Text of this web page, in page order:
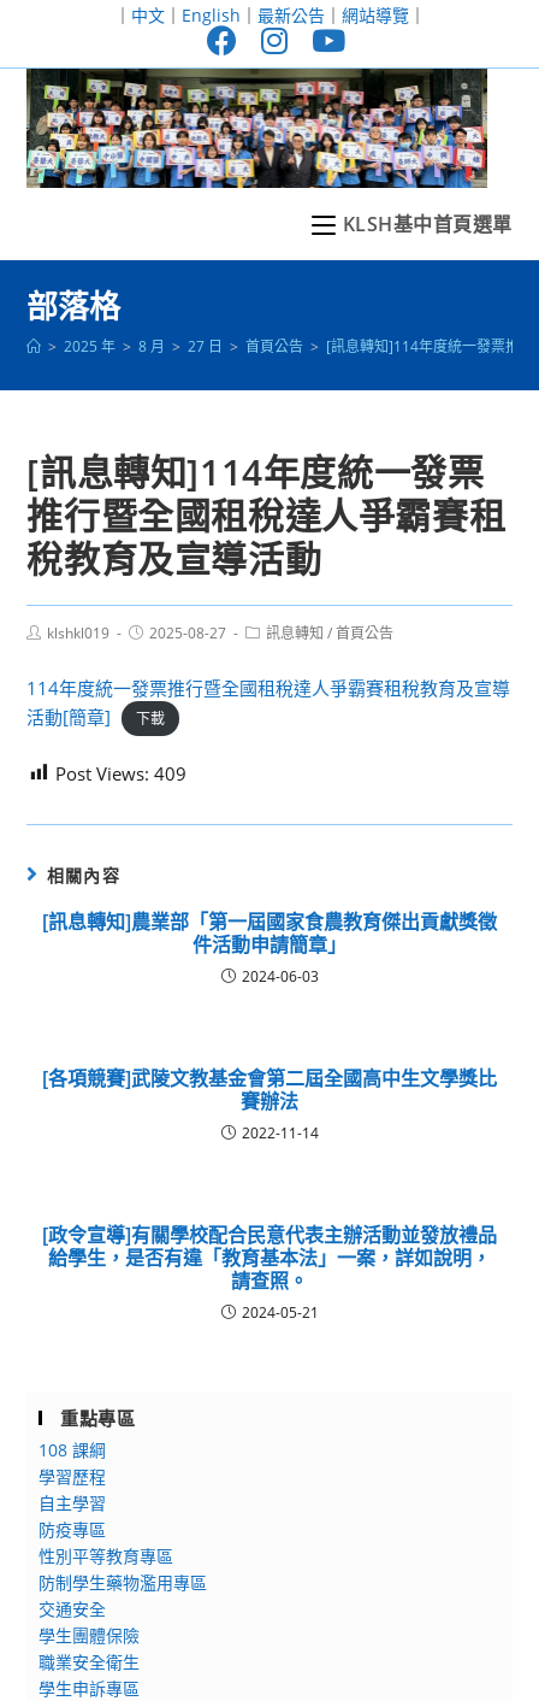
至
｜ 中文｜ English ｜ 最新公告｜ 網站導覽｜
KLSH基中首頁選單
部落格
> 2025 年 > 8 月 > 27 日 > 首頁公告 > [訊息轉知]114年度統一發票推
[訊息轉知]114年度統一發票
推行暨全國租稅達人爭霸賽租
稅教育及宣導活動
Postklshkl019
Post2025-08-27
Post訊息轉知 / 首頁公告
114年度統一發票推行暨全國租稅達人爭霸賽租稅教育及宣導
活動[簡章]
下載
Post Views: 409
相關內容
[訊息轉知]農業部「第一屆國家食農教育傑出貢獻獎徵
件活動申請簡章」
2024-06-03
[各項競賽]武陵文教基金會第二屆全國高中生文學獎比
賽辦法
2022-11-14
[政令宣導]有關學校配合民意代表主辦活動並發放禮品
給學生，是否有違「教育基本法」一案，詳如說明，
請查照。
2024-05-21
重點專區
108 課綱
學習歷程
自主學習
防疫專區
性別平等教育專區
防制學生藥物濫用專區
交通安全
學生團體保險
職業安全衛生
學生申訴專區